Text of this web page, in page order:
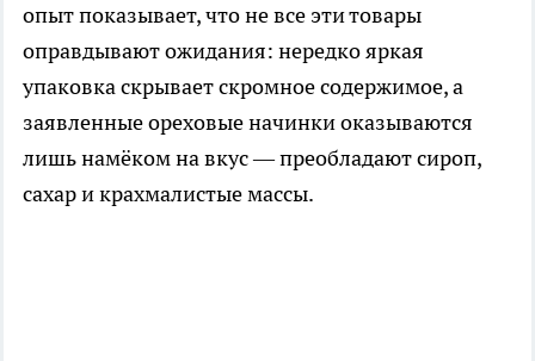
опыт показывает, что не все эти товары
оправдывают ожидания: нередко яркая
упаковка скрывает скромное содержимое, а
заявленные ореховые начинки оказываются
лишь намёком на вкус — преобладают сироп,
сахар и крахмалистые массы.